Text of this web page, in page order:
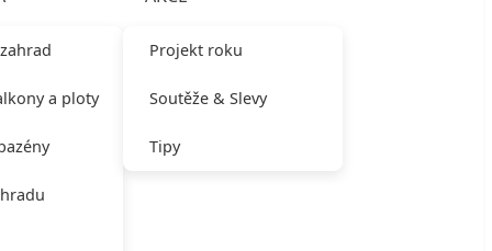
a ploty
Projekt roku
Soutěže & Slevy
Tipy